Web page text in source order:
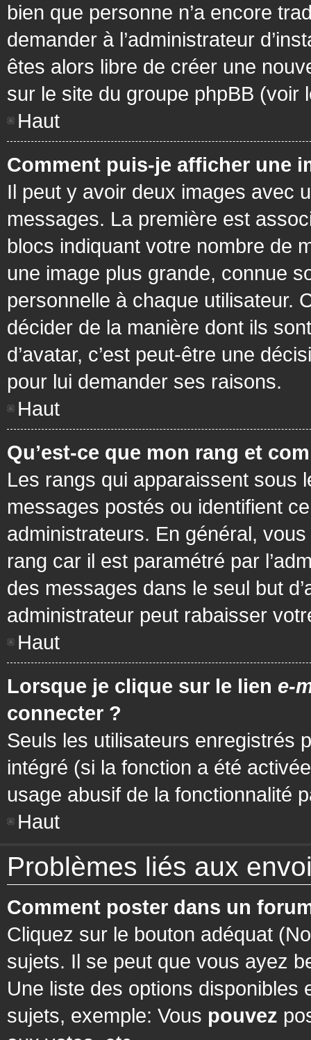
bien que personne n’a encore
demander à l’administrateur
êtes alors libre de créer une
sur le site du groupe phpBB (voir
Haut
Comment puis-je afficher une
Il peut y avoir deux images avec
messages. La première est
blocs indiquant votre nombre de
une image plus grande, connue
personnelle à chaque utilisateur.
décider de la manière dont ils
d’avatar, c’est peut-être une
pour lui demander ses raisons.
Haut
Qu’est-ce que mon rang et
Les rangs qui apparaissent sous
messages postés ou identifient
administrateurs. En général,
rang car il est paramétré par
des messages dans le seul but
administrateur peut rabaisser
Haut
Lorsque je clique sur le lien e-
connecter ?
Seuls les utilisateurs enregistrés
intégré (si la fonction a été
usage abusif de la fonctionnalité
Haut
Problèmes liés aux
Comment poster dans un
Cliquez sur le bouton adéquat
sujets. Il se peut que vous ayez
Une liste des options
sujets, exemple: Vous pouvez